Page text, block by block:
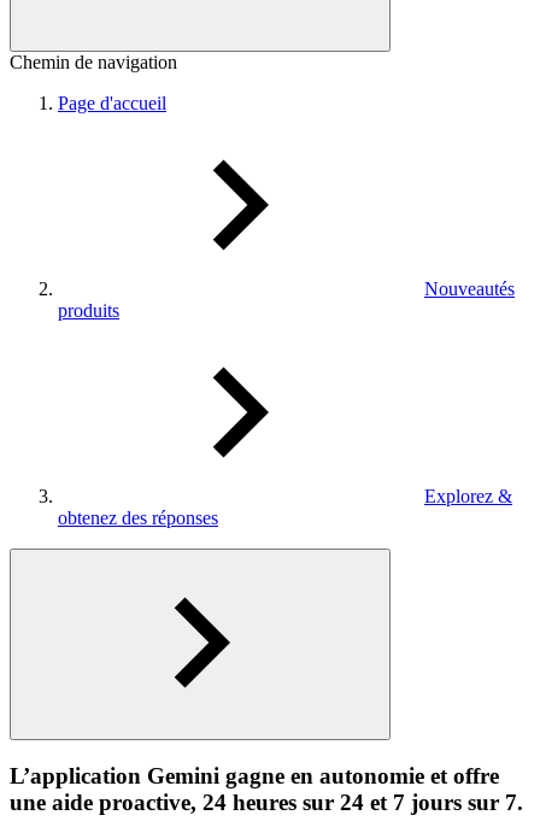
Chemin de navigation
Page d'accueil
Nouveautés
produits
Explorez &
obtenez des réponses
L’application Gemini gagne en autonomie et offre
une aide proactive, 24 heures sur 24 et 7 jours sur 7.